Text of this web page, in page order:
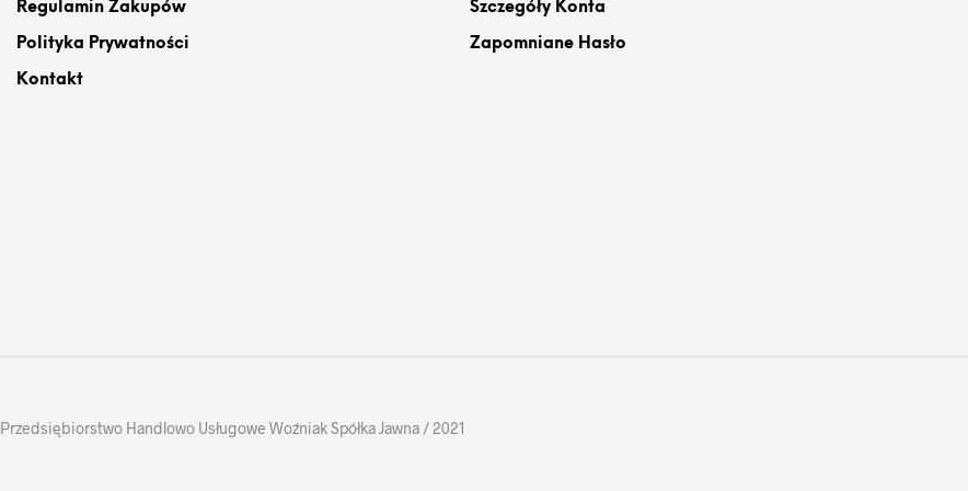
Regulamin Zakupów
Polityka Prywatności
Kontakt
Szczegóły Konta
Zapomniane Hasło
Przedsiębiorstwo Handlowo Usługowe Woźniak Spółka Jawna / 2021